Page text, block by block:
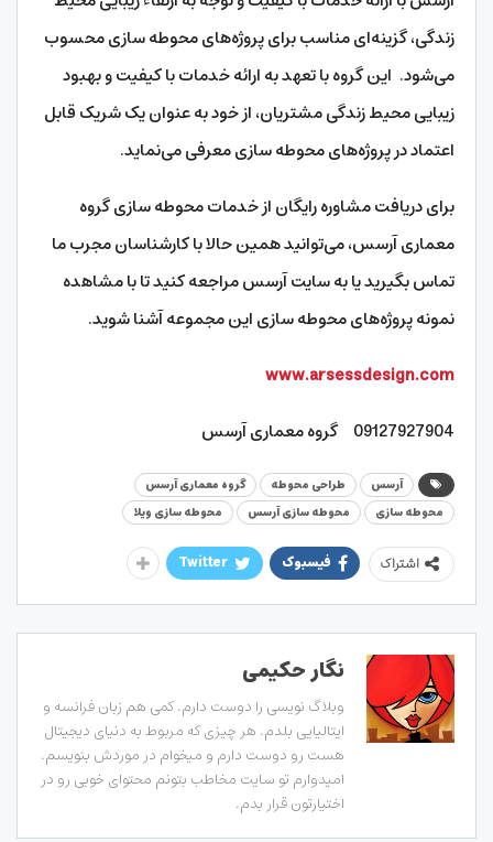
زندگی، گزینه‌ای مناسب برای پروژه‌های محوطه سازی محسوب
می‌شود. این گروه با تعهد به ارائه خدمات با کیفیت و بهبود
زیبایی محیط زندگی مشتریان، از خود به عنوان یک شریک قابل
اعتماد در پروژه‌های محوطه سازی معرفی می‌نماید.
برای دریافت مشاوره رایگان از خدمات محوطه سازی گروه
معماری آرسس، می‌توانید همین حالا با کارشناسان مجرب ما
تماس بگیرید یا به سایت آرسس مراجعه کنید تا با مشاهده
نمونه‌ پروژه‌های محوطه سازی این مجموعه آشنا شوید.
www.arsessdesign.com
09127927904 گروه معماری آرسس
آرسس طراحی محوطه
گروه معماری آرسس
محوطه سازی
محوطه سازی آرسس محوطه سازی ویلا
اشتراک فیسبوک Twitter
نگار حکیمی
وبلاگ نویسی را دوست دارم. کمی هم زبان فرانسه و
ایتالیایی بلدم. هر چیزی که مربوط به دنیای دیجیتال
هست رو دوست دارم و میخوام در موردش بنویسم.
امیدوارم تو سایت مخاطب بتونم محتوای خوبی رو در
اختیارتون قرار بدم.